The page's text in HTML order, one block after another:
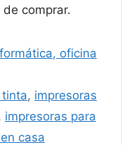
comprar.
oficina
, impresoras
impresoras para
casa